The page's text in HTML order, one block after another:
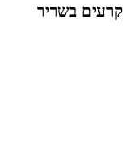
קרעים בשריר